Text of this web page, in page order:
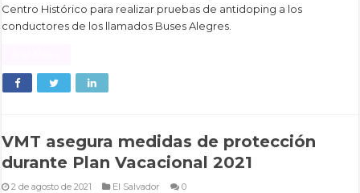
Centro Histórico para realizar pruebas de antidoping a los
conductores de los llamados Buses Alegres.
VMT asegura medidas de protección
durante Plan Vacacional 2021
2 de agosto de 2021 El Salvador 0